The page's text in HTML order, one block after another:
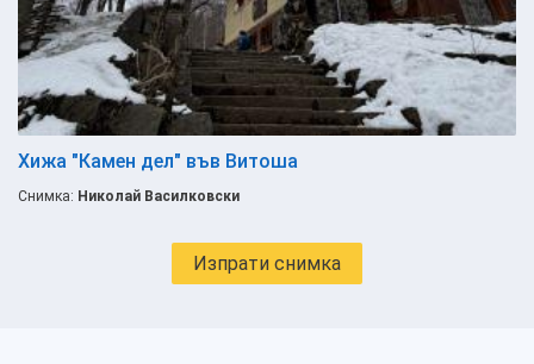
Хижа "Камен дел" във Витоша
Снимка: Николай Василковски
Изпрати снимка